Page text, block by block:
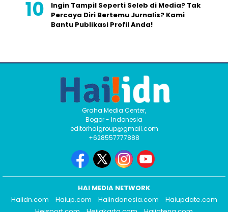
Ingin Tampil Seperti Seleb di Media? Tak
Percaya Diri Bertemu Jurnalis? Kami
Bantu Publikasi Profil Anda!
Graha Media Center,
Bogor - Indonesia
editorhaigroup@gmail.com
+628557777888
HAI MEDIA NETWORK
Haiidn.com
Haiup.com Haiindonesia.com
Haiupdate.com